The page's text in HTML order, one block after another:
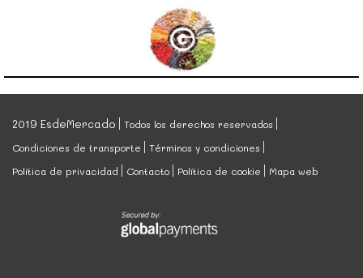
2019 EsdeMercado
Todos los derechos reservados
Condiciones de transporte
Términos y condiciones
Política de privacidad
Contacto Política de cookie Mapa web